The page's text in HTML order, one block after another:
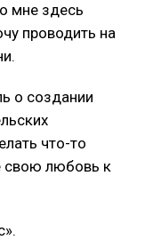
мне здесь
проводить на
о создании
что-то
свою любовь к